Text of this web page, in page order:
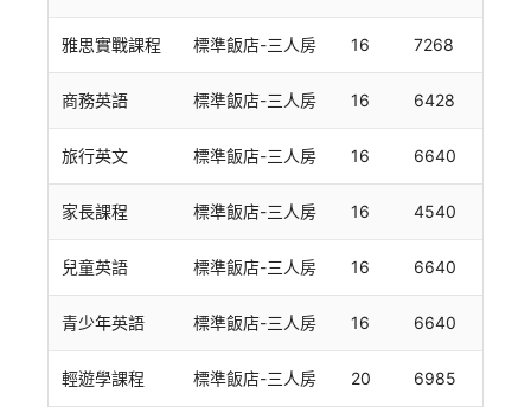
雅思實戰課程 標準飯店-三人房 16 7268
商務英語 標準飯店-三人房 16 6428
旅行英文 標準飯店-三人房 16 6640
家長課程 標準飯店-三人房 16 4540
兒童英語 標準飯店-三人房 16 6640
青少年英語 標準飯店-三人房 16 6640
輕遊學課程 標準飯店-三人房 20 6985